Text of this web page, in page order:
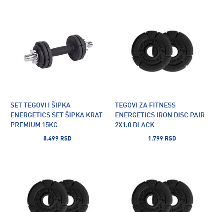
SET TEGOVI I ŠIPKA
ENERGETICS SET ŠIPKA KRAT
PREMIUM 15KG
8.499 RSD
TEGOVI ZA FITNESS
ENERGETICS IRON DISC PAIR
2X1.0 BLACK
1.799 RSD